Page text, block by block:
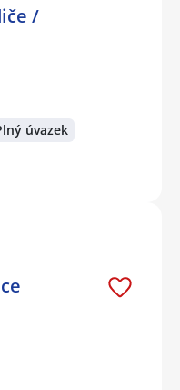
/
úvazek